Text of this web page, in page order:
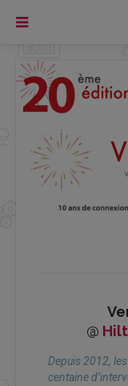
@
Depuis 2012,
centaine